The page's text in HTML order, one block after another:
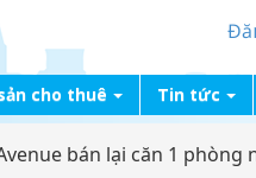
cho thuê Tin tức
bán lại căn 1 phòng